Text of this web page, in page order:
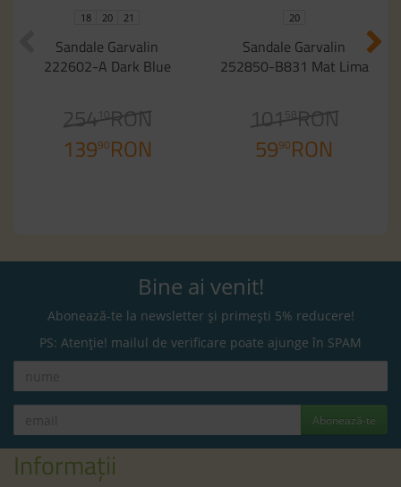
18 20 21
Sandale Garvalin
222602-A Dark Blue
254 10
RON
13990RON
20
Sandale Garvalin
252850-B831 Mat Lima
101 58RON
5990RON
Bine ai venit!
Abonează-te la newsletter și primești 5% reducere!
PS: Atenție! mailul de verificare poate ajunge în SPAM
Abonează-te
Informații